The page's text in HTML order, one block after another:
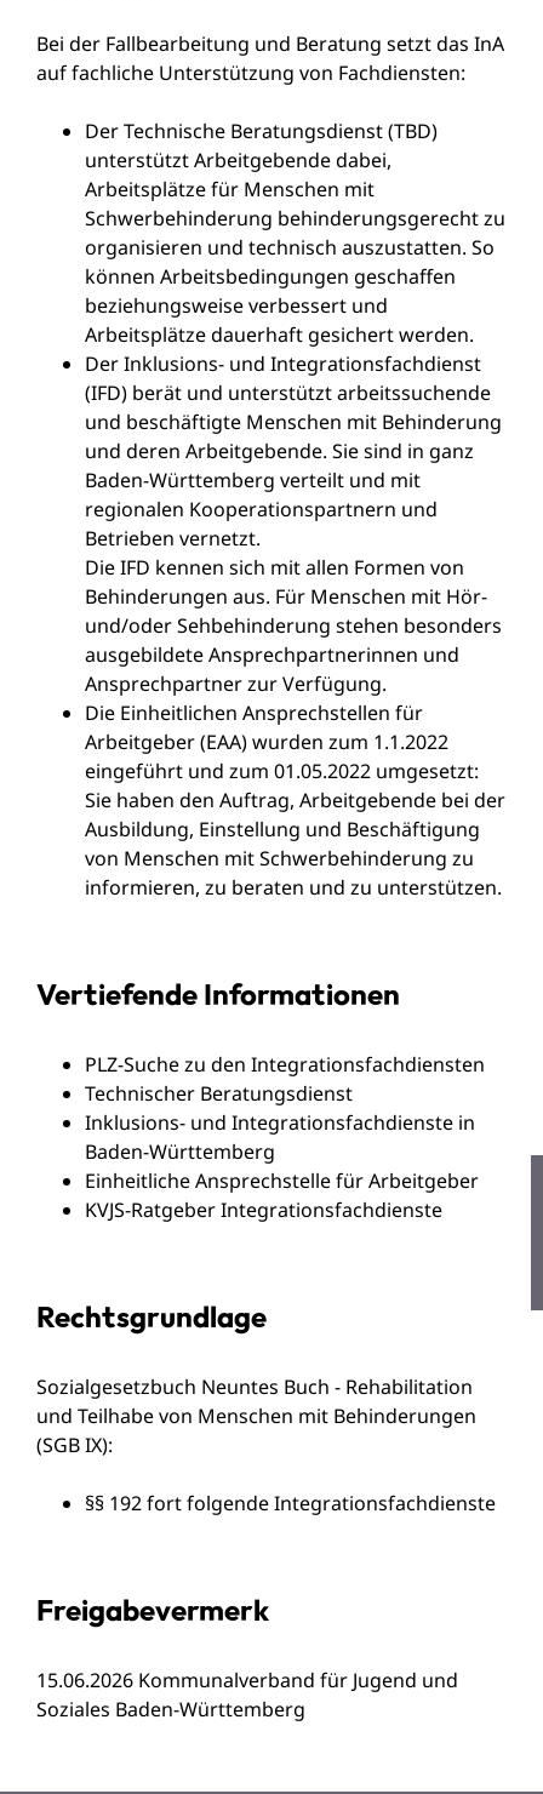
Bei der Fallbearbeitung und Beratung setzt das InA
auf fachliche Unterstützung von Fachdiensten:
Der Technische Beratungsdienst (TBD)
unterstützt Arbeitgebende dabei,
Arbeitsplätze für Menschen mit
Schwerbehinderung behinderungsgerecht zu
organisieren und technisch auszustatten. So
können Arbeitsbedingungen geschaffen
beziehungsweise verbessert und
Arbeitsplätze dauerhaft gesichert werden.
Der Inklusions- und Integrationsfachdienst
(IFD) berät und unterstützt arbeitssuchende
und beschäftigte Menschen mit Behinderung
und deren Arbeitgebende. Sie sind in ganz
Baden-Württemberg verteilt und mit
regionalen Kooperationspartnern und
Betrieben vernetzt.
Die IFD kennen sich mit allen Formen von
Behinderungen aus. Für Menschen mit Hör-
und/oder Sehbehinderung stehen besonders
ausgebildete Ansprechpartnerinnen und
Ansprechpartner zur Verfügung.
Die Einheitlichen Ansprechstellen für
Arbeitgeber (EAA) wurden zum 1.1.2022
eingeführt und zum 01.05.2022 umgesetzt:
Sie haben den Auftrag, Arbeitgebende bei der
Ausbildung, Einstellung und Beschäftigung
von Menschen mit Schwerbehinderung zu
informieren, zu beraten und zu unterstützen.
Vertiefende Informationen
PLZ-Suche zu den Integrationsfachdiensten
Technischer Beratungsdienst
Inklusions- und Integrationsfachdienste in
Baden-Württemberg
Einheitliche Ansprechstelle für Arbeitgeber
KVJS-Ratgeber Integrationsfachdienste
Rechtsgrundlage
Sozialgesetzbuch Neuntes Buch - Rehabilitation
und Teilhabe von Menschen mit Behinderungen
(SGB IX):
§§ 192 fort folgende Integrationsfachdienste
Freigabevermerk
15.06.2026 Kommunalverband für Jugend und
Soziales Baden-Württemberg